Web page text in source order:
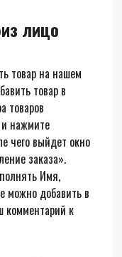
лицо
товар на нашем
товар в
товаров
и нажмите
чего выйдет окно
заказа».
Имя,
можно добавить в
комментарий к